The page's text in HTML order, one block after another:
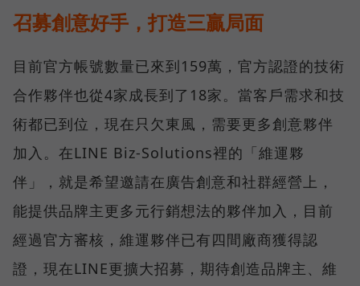
召募創意好手，打造三贏局面
目前官方帳號數量已來到159萬，官方認證的技術
合作夥伴也從4家成長到了18家。當客戶需求和技
術都已到位，現在只欠東風，需要更多創意夥伴
加入。在LINE Biz-Solutions裡的「維運夥
伴」，就是希望邀請在廣告創意和社群經營上，
能提供品牌主更多元行銷想法的夥伴加入，目前
經過官方審核，維運夥伴已有四間廠商獲得認
證，現在LINE更擴大招募，期待創造品牌主、維